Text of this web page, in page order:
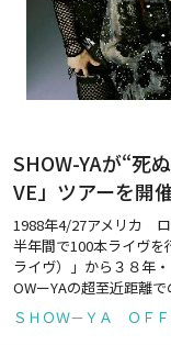
SHOW-YAが“死
VE」ツアーを開
1988年4/27アメリカ ロ
半年間で100本ライヴを
ライヴ）」から３８年
OWーYAの超至近距離
ＳＨＯＷ－ＹＡ ＯＦ